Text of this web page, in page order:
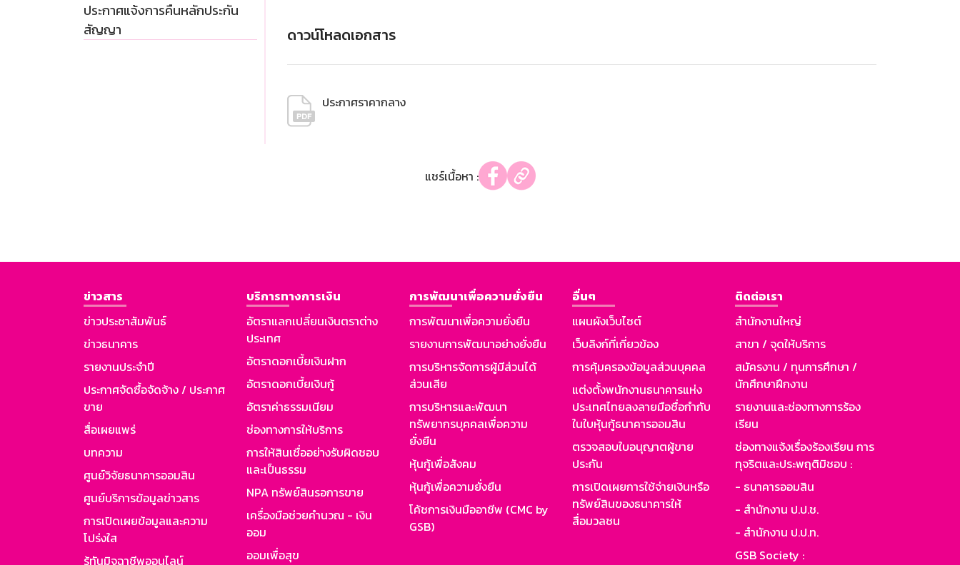
ประกาศแจ้งการคืนหลักประกัน
สัญญา
ดาวน์โหลดเอกสาร
ประกาศราคากลาง
แชร์เนื้อหา :
ข่าวสาร
ข่าวประชาสัมพันธ์
ข่าวธนาคาร
รายงานประจำปี
ประกาศจัดซื้อจัดจ้าง / ประกาศ
ขาย
สื่อเผยแพร่
บทความ
ศูนย์วิจัยธนาคารออมสิน
ศูนย์บริการข้อมูลข่าวสาร
การเปิดเผยข้อมูลและความ
โปร่งใส
รู้ทันมิจฉาชีพออนไลน์
บริการทางการเงิน
อัตราแลกเปลี่ยนเงินตราต่าง
ประเทศ
อัตราดอกเบี้ยเงินฝาก
อัตราดอกเบี้ยเงินกู้
อัตราค่าธรรมเนียม
ช่องทางการให้บริการ
การให้สินเชื่ออย่างรับผิดชอบ
และเป็นธรรม
NPA ทรัพย์สินรอการขาย
เครื่องมือช่วยคำนวณ - เงิน
ออม
ออมเพื่อสุข
การพัฒนาเพื่อความยั่งยืน
การพัฒนาเพื่อความยั่งยืน
รายงานการพัฒนาอย่างยั่งยืน
การบริหารจัดการผู้มีส่วนได้
ส่วนเสีย
การบริหารและพัฒนา
ทรัพยากรบุคคลเพื่อความ
ยั่งยืน
หุ้นกู้เพื่อสังคม
หุ้นกู้เพื่อความยั่งยืน
โค้ชการเงินมืออาชีพ (CMC by
GSB)
อื่นๆ
แผนผังเว็บไซต์
เว็บลิงก์ที่เกี่ยวข้อง
การคุ้มครองข้อมูลส่วนบุคคล
แต่งตั้งพนักงานธนาคารแห่ง
ประเทศไทยลงลายมือชื่อกำกับ
ในใบหุ้นกู้ธนาคารออมสิน
ตรวจสอบใบอนุญาตผู้ขาย
ประกัน
การเปิดเผยการใช้จ่ายเงินหรือ
ทรัพย์สินของธนาคารให้
สื่อมวลชน
ติดต่อเรา
สำนักงานใหญ่
สาขา / จุดให้บริการ
สมัครงาน / ทุนการศึกษา /
นักศึกษาฝึกงาน
รายงานและช่องทางการร้อง
เรียน
ช่องทางแจ้งเรื่องร้องเรียน การ
ทุจริตและประพฤติมิชอบ :
- ธนาคารออมสิน
- สำนักงาน ป.ป.ช.
- สำนักงาน ป.ป.ท.
GSB Society :